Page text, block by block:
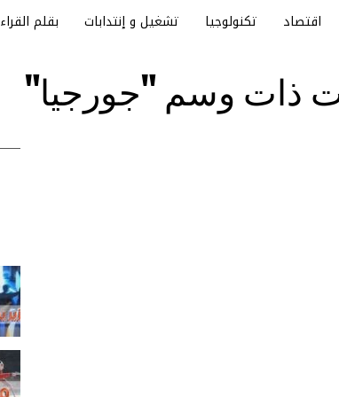
اقتصاد تكنولوجيا تشغيل و إنتدابات بقلم القراء
ذات وسم "جورجيا"